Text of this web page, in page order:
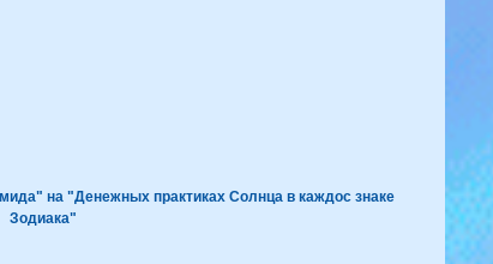
на "Денежных практиках Солнца в каждос знаке
Зодиака"